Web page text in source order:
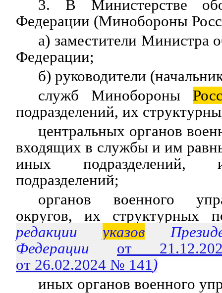
3. В Министерстве
Федерации (Минобороны
а) заместители Министра
Федерации;
б) руководители
служб Минобороны
подразделений, их
центральных органов
входящих в службы и им
иных подразделений,
подразделений;
органов военного
округов, их структурных
редакцииуказов
Федерации от
от 26.02.2024 № 141)
иных органов военного